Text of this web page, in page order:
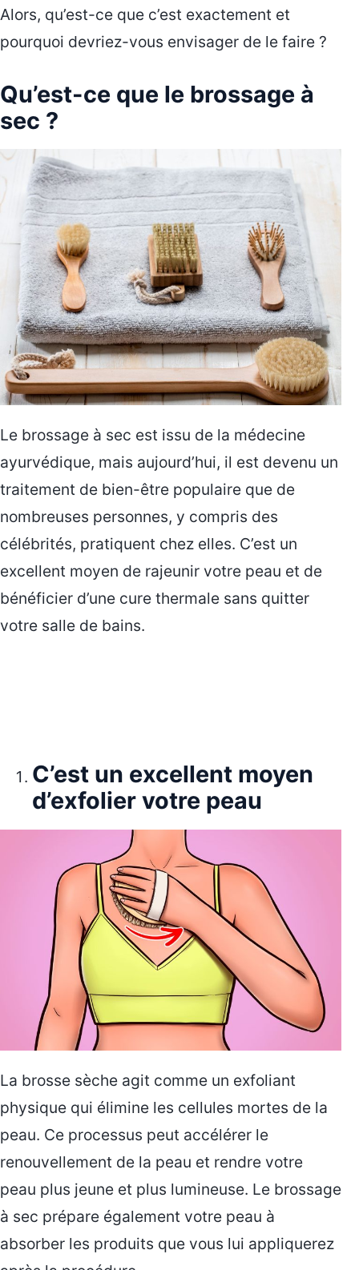
Alors, qu’est-ce que c’est exactement et
pourquoi devriez-vous envisager de le faire ?
Qu’est-ce que le brossage à
sec ?
Le brossage à sec est issu de la médecine
ayurvédique, mais aujourd’hui, il est devenu un
traitement de bien-être populaire que de
nombreuses personnes, y compris des
célébrités, pratiquent chez elles. C’est un
excellent moyen de rajeunir votre peau et de
bénéficier d’une cure thermale sans quitter
votre salle de bains.
C’est un excellent moyen
d’exfolier votre peau
La brosse sèche agit comme un exfoliant
physique qui élimine les cellules mortes de la
peau. Ce processus peut accélérer le
renouvellement de la peau et rendre votre
peau plus jeune et plus lumineuse. Le brossage
à sec prépare également votre peau à
absorber les produits que vous lui appliquerez